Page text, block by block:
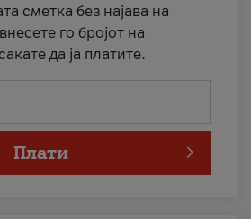
сметка без најава на
го бројот на
да ја платите.
Плати